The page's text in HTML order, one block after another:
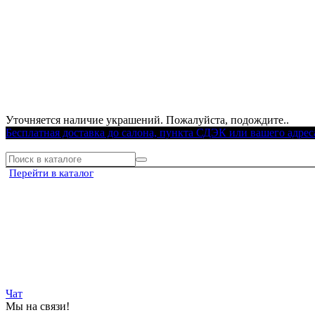
Уточняется наличие украшений. Пожалуйста, подождите..
Бесплатная доставка до салона, пункта СДЭК или вашего
Перейти в каталог
Чат
Мы на связи!